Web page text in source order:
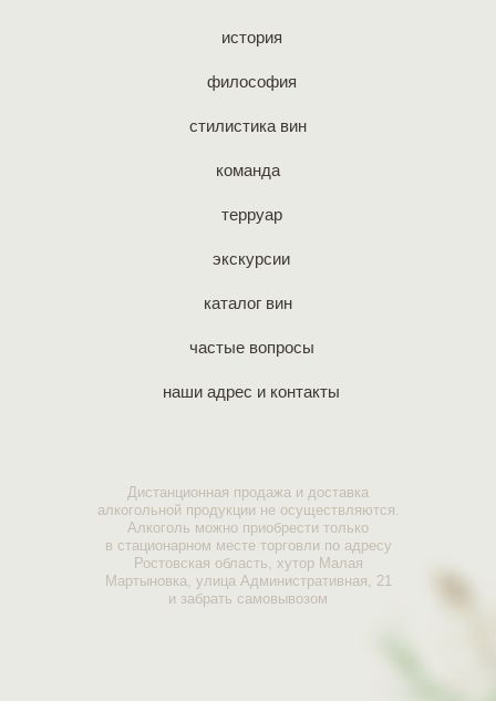
история
философия
стилистика вин
команда
терруар
экскурсии
каталог вин
частые вопросы
наши адрес и контакты
Дистанционная продажа и доставка
алкогольной продукции не осуществляются.
Алкоголь можно приобрести только
в стационарном месте торговли по адресу
Ростовская область, хутор Малая
Мартыновка, улица Административная, 21
и забрать самовывозом